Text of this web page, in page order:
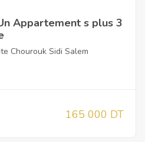
Appartement s plus 3
Chourouk Sidi Salem
165 000 DT